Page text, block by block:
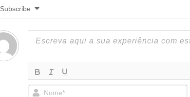
Subscribe
N